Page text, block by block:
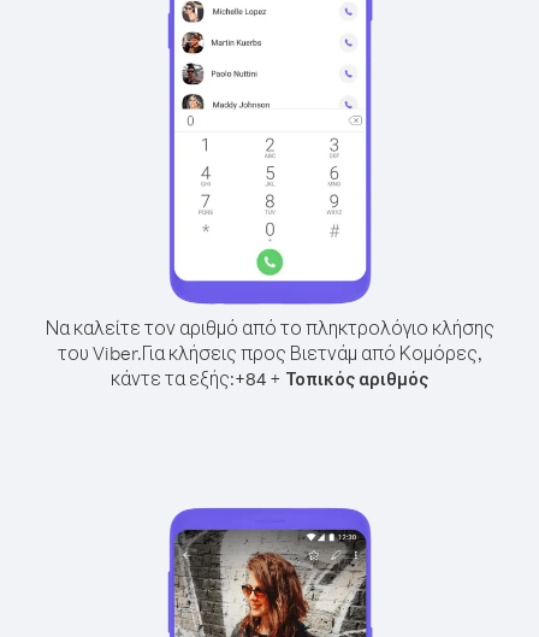
Να καλείτε τον αριθμό από το πληκτρολόγιο κλήσης
του Viber.Για κλήσεις προς Βιετνάμ από Κομόρες,
κάντε τα εξής:+84 + Τοπικός αριθμός